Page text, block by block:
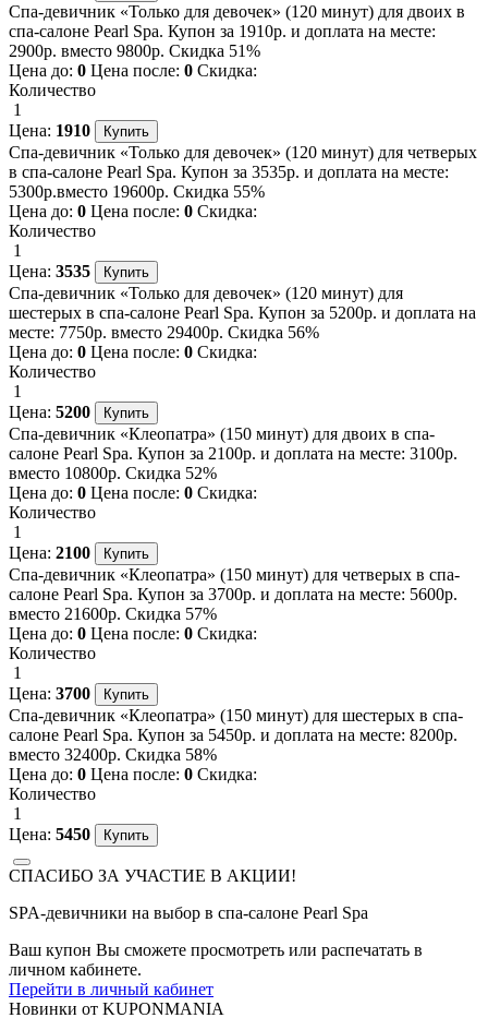
Спа-девичник «Только для девочек» (120 минут) для двоих в
спа-салоне Pearl Spa. Купон за 1910р. и доплата на месте:
2900р. вместо 9800р. Скидка 51%
Цена до: 0 Цена после: 0 Скидка:
Количество
1
Цена: 1910
Спа-девичник «Только для девочек» (120 минут) для четверых
в спа-салоне Pearl Spa. Купон за 3535р. и доплата на месте:
5300р.вместо 19600р. Скидка 55%
Цена до: 0 Цена после: 0 Скидка:
Количество
1
Цена: 3535
Спа-девичник «Только для девочек» (120 минут) для
шестерых в спа-салоне Pearl Spa. Купон за 5200р. и доплата на
месте: 7750р. вместо 29400р. Скидка 56%
Цена до: 0 Цена после: 0 Скидка:
Количество
1
Цена: 5200
Спа-девичник «Клеопатра» (150 минут) для двоих в спа-
салоне Pearl Spa. Купон за 2100р. и доплата на месте: 3100р.
вместо 10800р. Скидка 52%
Цена до: 0 Цена после: 0 Скидка:
Количество
1
Цена: 2100
Спа-девичник «Клеопатра» (150 минут) для четверых в спа-
салоне Pearl Spa. Купон за 3700р. и доплата на месте: 5600р.
вместо 21600р. Скидка 57%
Цена до: 0 Цена после: 0 Скидка:
Количество
1
Цена: 3700
Спа-девичник «Клеопатра» (150 минут) для шестерых в спа-
салоне Pearl Spa. Купон за 5450р. и доплата на месте: 8200р.
вместо 32400р. Скидка 58%
Цена до: 0 Цена после: 0 Скидка:
Количество
1
Цена: 5450
СПАСИБО ЗА УЧАСТИЕ В АКЦИИ!
SPA-девичники на выбор в спа-салоне Pearl Spa
Ваш купон Вы сможете просмотреть или распечатать в
личном кабинете.
Перейти в личный кабинет
Новинки от KUPONMANIA